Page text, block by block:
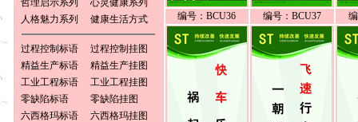
哲理启示系列
心灵健康系列
人格魅力系列
健康生活方式
过程控制标语
过程控制挂图
精益生产标语
精益生产挂图
工业工程标语
工业工程挂图
零缺陷标语
零缺陷挂图
六西格玛标语
六西格玛挂图
编号：BCU36 编号：BCU37